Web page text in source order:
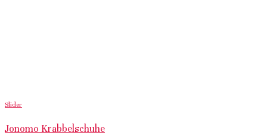
Slider
Jonomo Krabbelschuhe